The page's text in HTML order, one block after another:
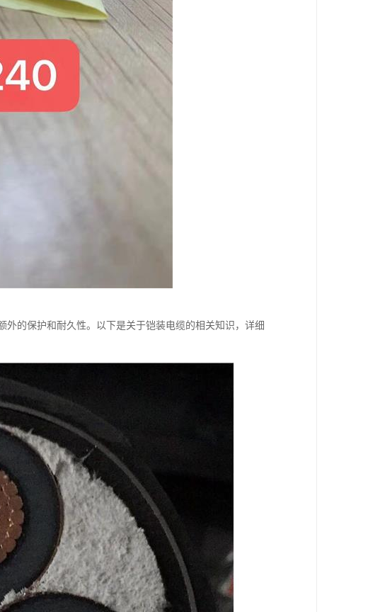
的保护和耐久性。以下是关于铠装电缆的相关知识，详细